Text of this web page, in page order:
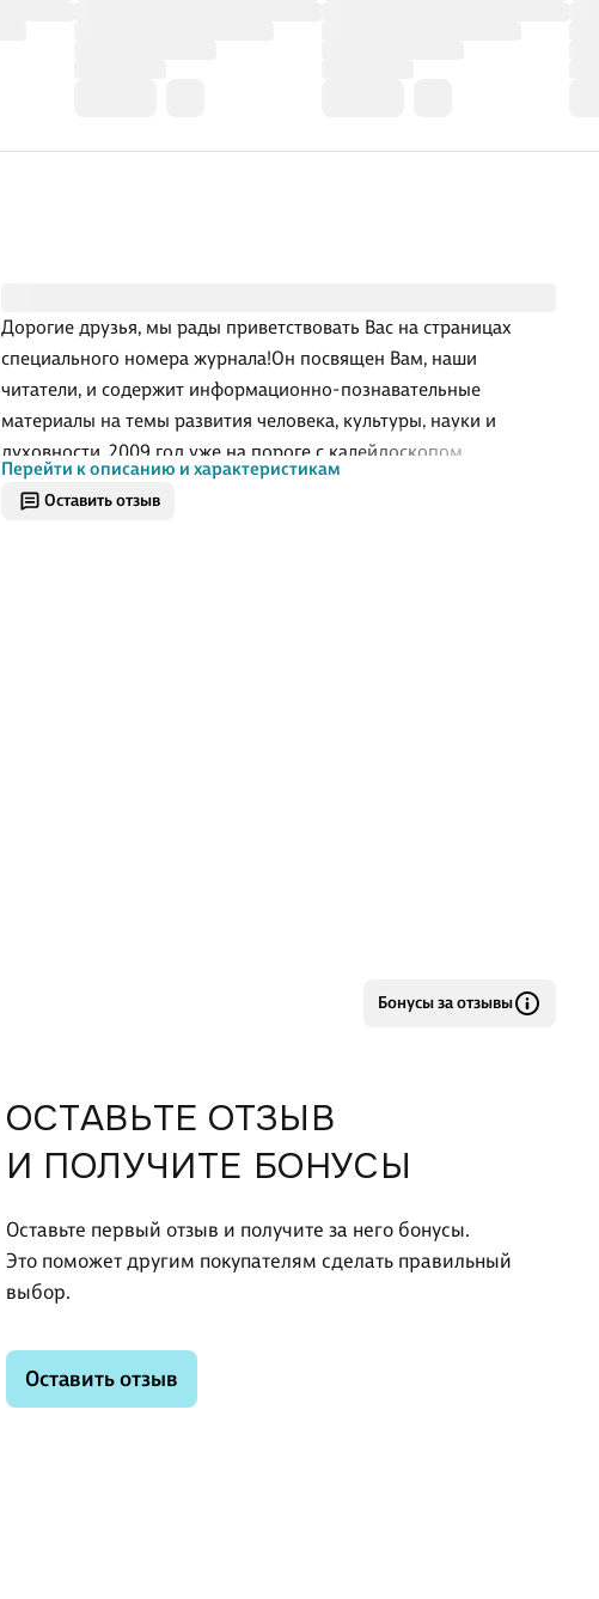
Оставить отзыв
Дорогие друзья, мы рады приветствовать Вас на страницах
специального номера журнала!Он посвящен Вам, наши
читатели, и содержит информационно-познавательные
материалы на темы развития человека, культуры, науки и
духовности. 2009 год уже на пороге с калейдоскопом
возможностей, новых отношений и успехов для всех искателей!
Перейти к описанию и характеристикам
Бонусы за отзывы
ОСТАВЬТЕ ОТЗЫВ
И ПОЛУЧИТЕ БОНУСЫ
Оставьте первый отзыв и получите за него бонусы.
Это поможет другим покупателям сделать правильный
выбор.
Оставить отзыв